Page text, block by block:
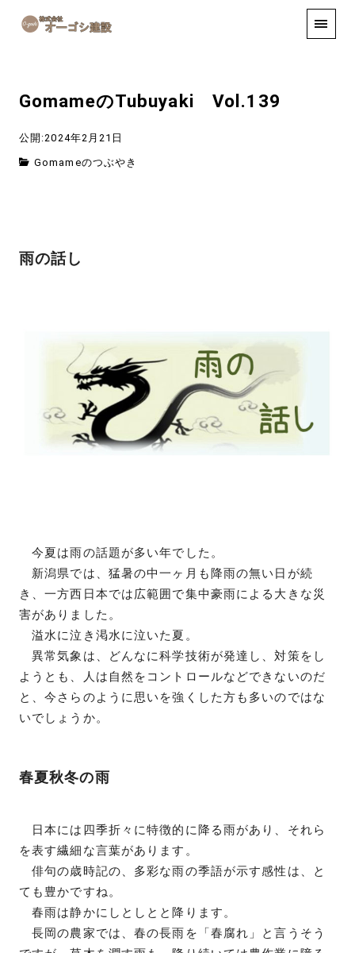
手しごと
GomameのTubuyaki Vol.139
公開:2024年2月21日
Gomameのつぶやき
雨の話し
今夏は雨の話題が多い年でした。
新潟県では、猛暑の中一ヶ月も降雨の無い日が続
き、一方西日本では広範囲で集中豪雨による大きな災
害がありました。
溢水に泣き渇水に泣いた夏。
異常気象は、どんなに科学技術が発達し、対策をし
ようとも、人は自然をコントロールなどできないのだ
と、今さらのように思いを強くした方も多いのではな
いでしょうか。
春夏秋冬の雨
日本には四季折々に特徴的に降る雨があり、それら
を表す繊細な言葉があります。
俳句の歳時記の、多彩な雨の季語が示す感性は、と
ても豊かですね。
春雨は静かにしとしとと降ります。
長岡の農家では、春の長雨を「春腐れ」と言うそう